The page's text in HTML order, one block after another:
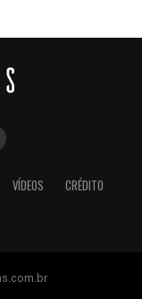
VÍDEOS
CRÉDITO